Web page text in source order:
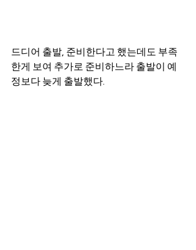
드디어 출발, 준비한다고 했는데도 부족
한게 보여 추가로 준비하느라 출발이 예
정보다 늦게 출발했다.